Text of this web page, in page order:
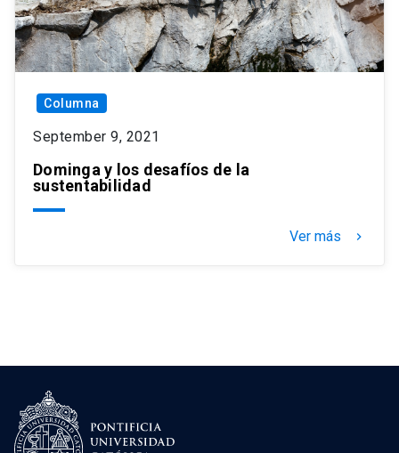
Columna
September 9, 2021
Dominga y los desafíos de la
sustentabilidad
Ver más keyboard_arrow_right